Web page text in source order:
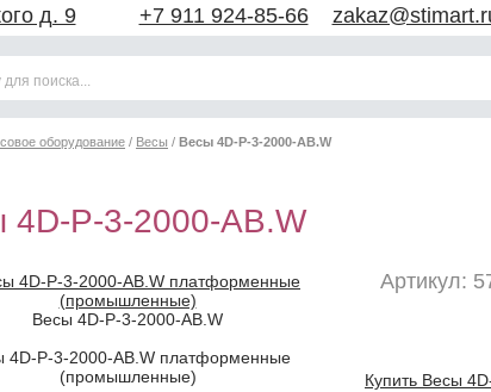
д. 9 +7 911 924-85-66
оборудование / Весы / Весы 4D-P-3-2000-AB.W
4D-P-3-2000-AB.W
Весы 4D-P-3-2000-AB.W
4D-P-3-2000-AB.W платформенные
(промышленные)
Артикул:
Купить Весы